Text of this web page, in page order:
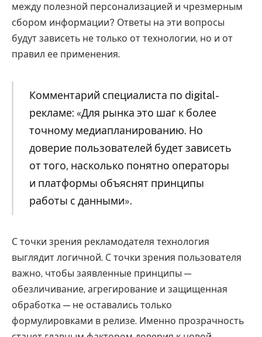
между полезной персонализацией и чрезмерным
сбором информации? Ответы на эти вопросы
будут зависеть не только от технологии, но и от
правил ее применения.
Комментарий специалиста по digital-
рекламе: «Для рынка это шаг к более
точному медиапланированию. Но
доверие пользователей будет зависеть
от того, насколько понятно операторы
и платформы объяснят принципы
работы с данными».
С точки зрения рекламодателя технология
выглядит логичной. С точки зрения пользователя
важно, чтобы заявленные принципы —
обезличивание, агрегирование и защищенная
обработка — не оставались только
формулировками в релизе. Именно прозрачность